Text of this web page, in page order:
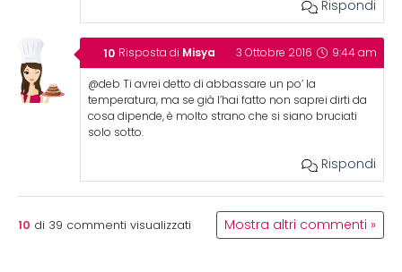
Rispondi
Risposta di Misya 3 Ottobre 2016 9:44 am
@deb Ti avrei detto di abbassare un po’ la
temperatura, ma se già l’hai fatto non saprei dirti da
cosa dipende, è molto strano che si siano bruciati
solo sotto.
Rispondi
10 di 39 commenti visualizzati Mostra altri commenti »